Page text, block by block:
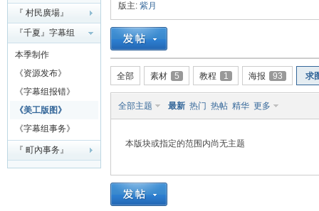
千 » › ›
『 村民廣場』
『千夏』字幕组
本季制作
《资源发布》
《字幕组报错》
《美工版图》
《字幕组事务》
『 町內事务』
版主: 紫月
全部 素材 5 教程 1 海报 93 求
全部主题 最新 热门 热帖 精华 更多
本版块或指定的范围内尚无主题